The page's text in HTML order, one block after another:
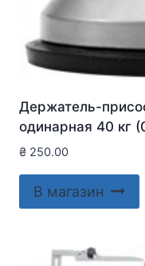
Держатель-
одинарная 40 кг
₴ 250.00
В магазин